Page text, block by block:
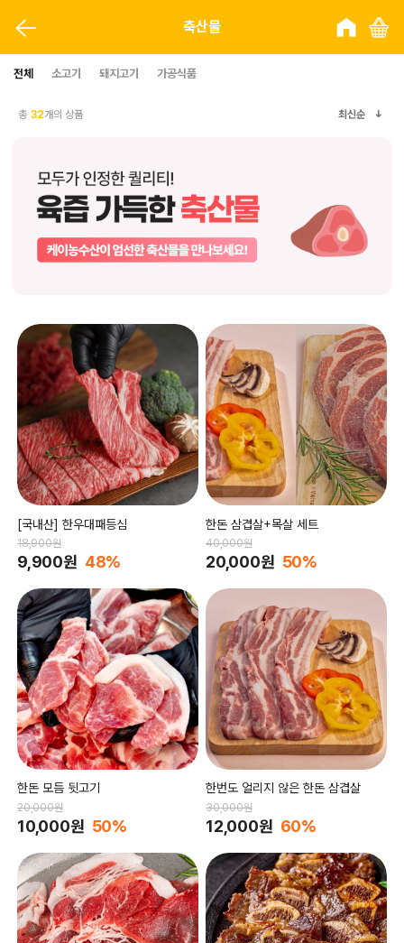
축산물
전체 소고기 돼지고기 가공식품
총 32개의 상품 최신순
[국내산] 한우대패등심
18,900원
9,900원 48%
한돈 삼겹살+목살 세트
40,000원
20,000원 50%
한돈 모듬 뒷고기
20,000원
10,000원 50%
한번도 얼리지 않은 한돈 삼겹살
30,000원
12,000원 60%